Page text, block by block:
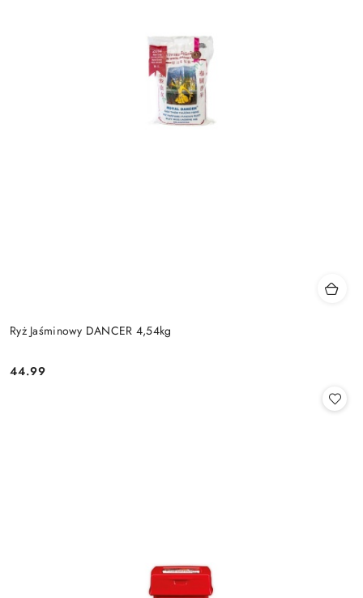
Ryż Jaśminowy DANCER 4,54kg
Cena:
44.99